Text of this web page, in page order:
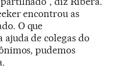
encontrou as
O que
de colegas do
pudemos